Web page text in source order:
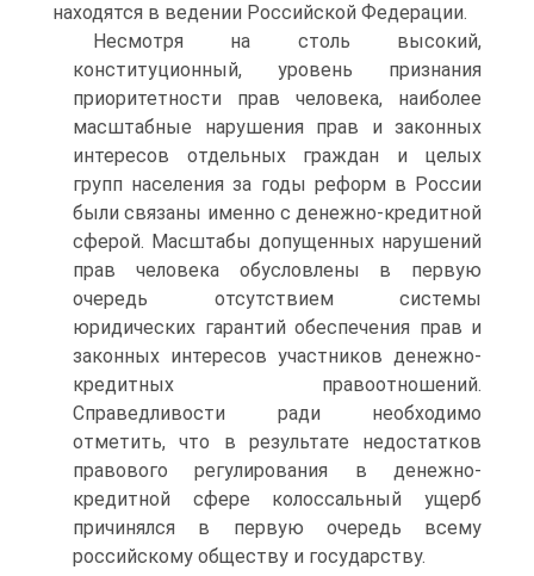
находятся в ведении Российской Федерации.
Несмотря на столь высокий,
конституционный, уровень признания
приоритетности прав человека, наиболее
масштабные нарушения прав и законных
интересов отдельных граждан и целых
групп населения за годы реформ в России
были связаны именно с денежно-кредитной
сферой. Масштабы допущенных нарушений
прав человека обусловлены в первую
очередь отсутствием системы
юридических гарантий обеспечения прав и
законных интересов участников денежно-
кредитных правоотношений.
Справедливости ради необходимо
отметить, что в результате недостатков
правового регулирования в денежно-
кредитной сфере колоссальный ущерб
причинялся в первую очередь всему
российскому обществу и государству.